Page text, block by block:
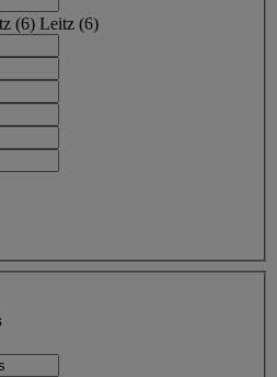
(6) Leitz (6)